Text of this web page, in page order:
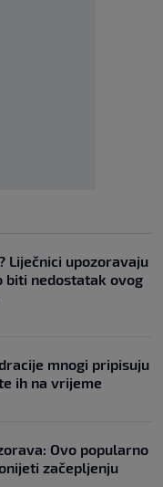
Liječnici upozoravaju
biti nedostatak ovog
mnogi pripisuju
ih na vrijeme
Ovo popularno
začepljenju